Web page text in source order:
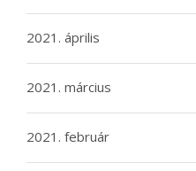
2021. április
2021. március
2021. február